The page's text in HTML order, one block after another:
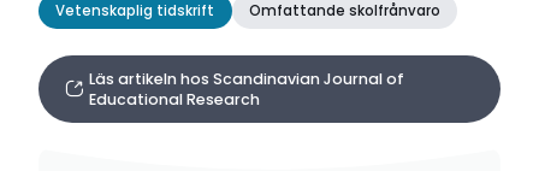
Vetenskaplig tidskrift Omfattande skolfrånvaro
Läs artikeln hos Scandinavian Journal of
Educational Research